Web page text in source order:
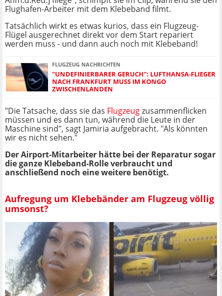
Flughafen-Arbeiter mit dem Klebeband filmt.
Tatsächlich wirkt es etwas kurios, dass ein Flugzeug-
Flügel ausgerechnet direkt vor dem Start repariert
werden muss - und dann auch noch mit Klebeband!
FLUGZEUG NACHRICHTEN
"UNDEFINIERBARER GERUCH": LUFTHANSA-FLIEGER
NACH FRANKFURT MUSS IM KONGO
ZWISCHENLANDEN
"Die Tatsache, dass sie das Flugzeugzusammenflicken
müssen und es dann tun, während die Leute in der
Maschine sind", sagt Jamiria aufgebracht. "Als könnten
wir es nicht sehen."
Der Airport-Mitarbeiter hätte bei der Reparatur sogar
die ganze Klebeband-Rolle verbraucht und
anschließend noch eine weitere benötigt.
Aufregung um Klebebänder am Flugzeug völlig
umsonst?